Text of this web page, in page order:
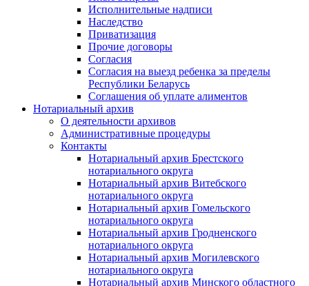
Исполнительные надписи
Наследство
Приватизация
Прочие договоры
Согласия
Согласия на выезд ребенка за пределы
Республики Беларусь
Соглашения об уплате алиментов
Нотариальный архив
О деятельности архивов
Административные процедуры
Контакты
Нотариальный архив Брестского
нотариального округа
Нотариальный архив Витебского
нотариального округа
Нотариальный архив Гомельского
нотариального округа
Нотариальный архив Гродненского
нотариального округа
Нотариальный архив Могилевского
нотариального округа
Нотариальный архив Минского областного